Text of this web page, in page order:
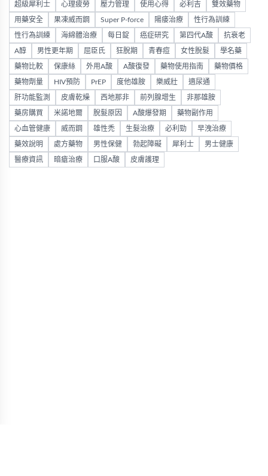
超級犀利士 心理疲勞 壓力管理 使用心得 必利吉 雙效藥物
用藥安全 果凍威而鋼 Super P-force 陽痿治療 性行為訓練
性行為訓練 海綿體治療 每日錠 癌症研究 第四代A酸 抗衰老
A醇 男性更年期 屈臣氏 狂脫期 青春痘 女性脫髮 學名藥
藥物比較 保康絲 外用A酸 A酸復發 藥物使用指南 藥物價格
藥物劑量 HIV預防 PrEP 度他雄胺 樂威壯 適尿通
肝功能監測 皮膚乾燥 西地那非 前列腺增生 非那雄胺
藥房購買 米諾地爾 脫髮原因 A酸爆發期 藥物副作用
心血管健康 威而鋼 雄性禿 生髮治療 必利勁 早洩治療
藥效說明 處方藥物 男性保健 勃起障礙 犀利士 男士健康
醫療資訊 暗瘡治療 口服A酸 皮膚護理